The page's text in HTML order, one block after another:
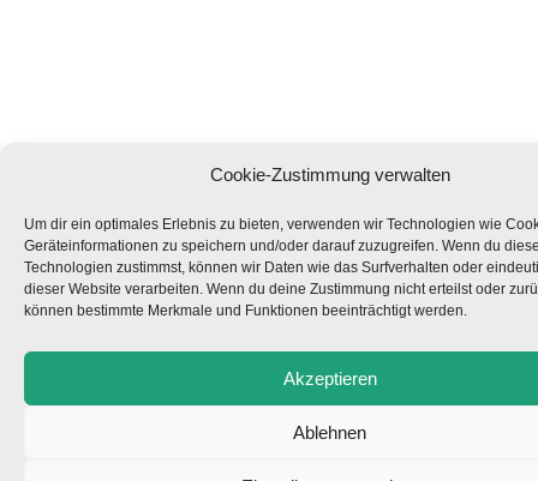
Cookie-Zustimmung verwalten
Um dir ein optimales Erlebnis zu bieten, verwenden wir Technologien wie
Geräteinformationen zu speichern und/oder darauf zuzugreifen. Wenn du
Technologien zustimmst, können wir Daten wie das Surfverhalten oder
dieser Website verarbeiten. Wenn du deine Zustimmung nicht erteilst oder
können bestimmte Merkmale und Funktionen beeinträchtigt werden.
Akzeptieren
Ablehnen